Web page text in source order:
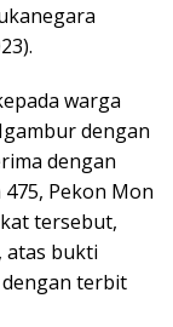
warga
dengan
dengan
Pekon Mon
tersebut,
atas bukti
terbit